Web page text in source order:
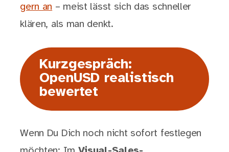
gern an – meist lässt sich das schneller
klären, als man denkt.
Kurzgespräch:
OpenUSD realistisch
bewertet
Wenn Du Dich noch nicht sofort festlegen